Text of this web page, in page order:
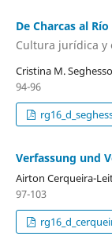
De Charcas al
Cultura jurídica y
Cristina M.
94-96
Verfassung und
Airton Cerqueira-
97-103